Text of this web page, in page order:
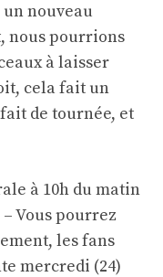
nouveau
nous pourrions
à laisser
cela fait un
de tournée, et
à 10h du matin
Vous pourrez
les fans
mercredi (24)